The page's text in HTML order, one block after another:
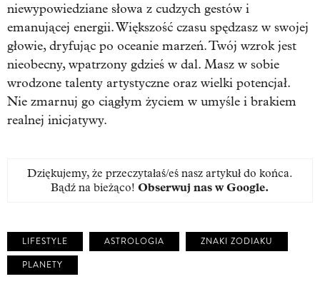
niewypowiedziane słowa z cudzych gestów i
emanującej energii. Większość czasu spędzasz w swojej
głowie, dryfując po oceanie marzeń. Twój wzrok jest
nieobecny, wpatrzony gdzieś w dal. Masz w sobie
wrodzone talenty artystyczne oraz wielki potencjał.
Nie zmarnuj go ciągłym życiem w umyśle i brakiem
realnej inicjatywy.
Dziękujemy, że przeczytałaś/eś nasz artykuł do końca.
Bądź na bieżąco! Obserwuj nas w Google.
LIFESTYLE ASTROLOGIA
ZNAKI ZODIAKU
PLANETY